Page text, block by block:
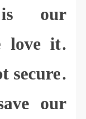
is our
love it.
secure.
our